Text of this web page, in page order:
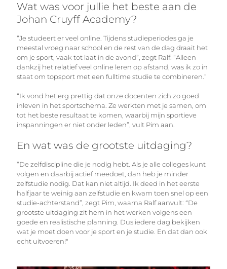
Wat was voor jullie het beste aan de
Johan Cruyff Academy?
“Je studeert er veel online. Tijdens studieperiodes ga je
meestal vroeg naar school en de rest van de dag draait het
om je sport, vaak tot laat in de avond”, zegt Ralf. “Alleen
dankzij het relatief veel online leren op afstand, was ik zo in
staat om topsport met een fulltime studie te combineren.”
“Ik vond het erg prettig dat onze docenten zich zo goed
inleven in het sportschema. Ze werkten met je samen, om
tot het beste resultaat te komen, waarbij mijn sportieve
inspanningen er niet onder leden”, vult Pim aan.
En wat was de grootste uitdaging?
“De zelfdiscipline die je nodig hebt. Als je alle colleges kunt
volgen en daarbij actief meedoet, dan heb je minder
zelfstudie nodig. Dat kan niet altijd. Ik deed in het eerste
halfjaar te weinig aan zelfstudie en kwam toen snel op een
studie-achterstand”, zegt Pim, waarna Ralf aanvult: “De
grootste uitdaging zit hem in het werken volgens een
goede en realistische planning. Dus iedere dag bekijken
wat je moet doen voor je sport en je studie. En dat dan ook
echt uitvoeren!"